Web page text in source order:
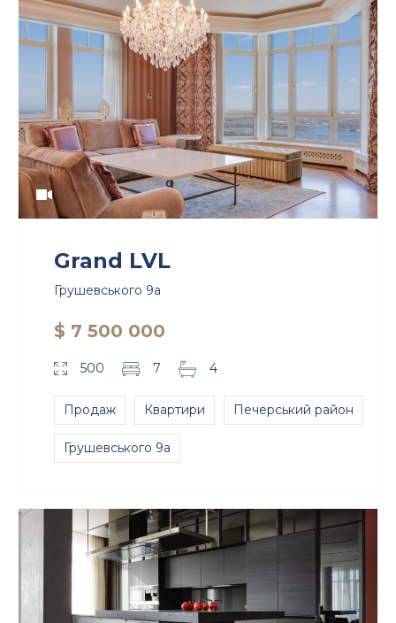
Grand LVL
Грушевського 9а
$ 7 500 000
500 7 4
Продаж Квартири Печерський район
Грушевського 9а